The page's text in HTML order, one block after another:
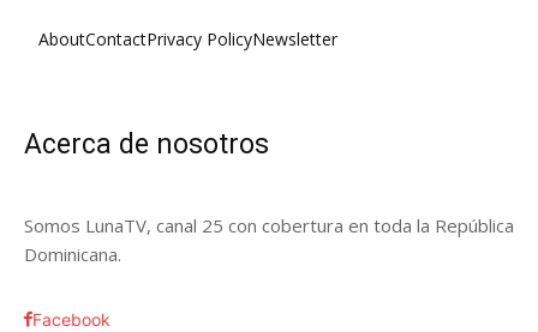
AboutContactPrivacy PolicyNewsletter
Acerca de nosotros
Somos LunaTV, canal 25 con cobertura en toda la República
Dominicana.
Facebook